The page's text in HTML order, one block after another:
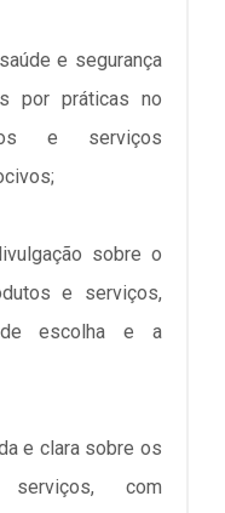
e segurança
por práticas no
e serviços
sobre o
e serviços,
de escolha e a
e clara sobre os
com